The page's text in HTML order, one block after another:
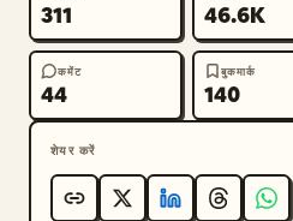
311 46.6K
कमेंट
44
बुकमार्क
140
शेयर करें